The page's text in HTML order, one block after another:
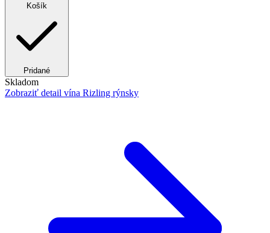
Košík
Pridané
Skladom
Zobraziť detail vína Rizling rýnsky